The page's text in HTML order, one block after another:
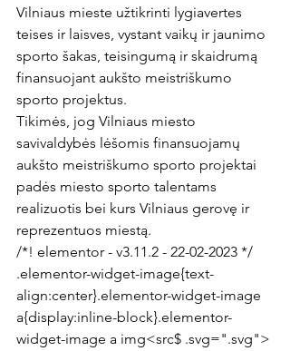
Vilniaus mieste užtikrinti lygiavertes
teises ir laisves, vystant vaikų ir jaunimo
sporto šakas, teisingumą ir skaidrumą
finansuojant aukšto meistriškumo
sporto projektus.
Tikimės, jog Vilniaus miesto
savivaldybės lėšomis finansuojamų
aukšto meistriškumo sporto projektai
padės miesto sporto talentams
realizuotis bei kurs Vilniaus gerovę ir
reprezentuos miestą.
/*! elementor - v3.11.2 - 22-02-2023 */
.elementor-widget-image{text-
align:center}.elementor-widget-image
a{display:inline-block}.elementor-
widget-image a img<src$ .svg=".svg">